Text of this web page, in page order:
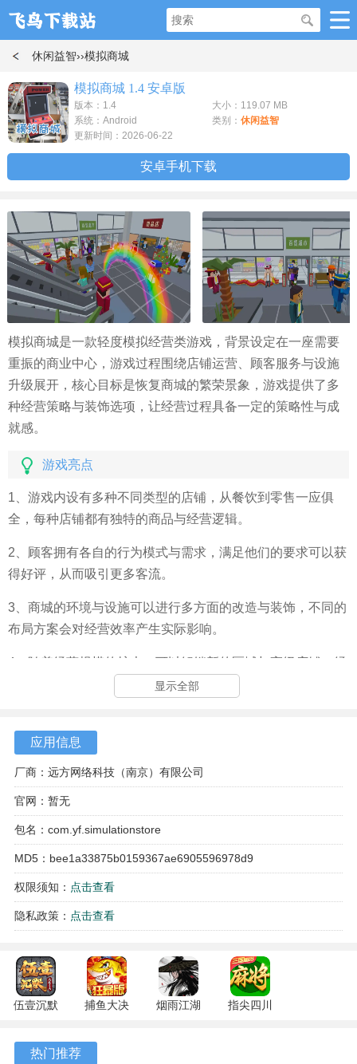
休闲益智››模拟商城
模拟商城 1.4 安卓版
版本：1.4
大小：119.07 MB
系统：Android
类别： 休闲益智
更新时间：2026-06-22
安卓手机下载
模拟商城是一款轻度模拟经营类游戏，背景设定在一座需要
重振的商业中心，游戏过程围绕店铺运营、顾客服务与设施
升级展开，核心目标是恢复商城的繁荣景象，游戏提供了多
种经营策略与装饰选项，让经营过程具备一定的策略性与成
就感。
游戏亮点
1、游戏内设有多种不同类型的店铺，从餐饮到零售一应俱
全，每种店铺都有独特的商品与经营逻辑。
2、顾客拥有各自的行为模式与需求，满足他们的要求可以获
得好评，从而吸引更多客流。
3、商城的环境与设施可以进行多方面的改造与装饰，不同的
布局方案会对经营效率产生实际影响。
4、随着经营规模的扩大，可以解锁新的区域与高级店铺，经
游戏特色
1、游戏内会随机出现一些特殊事件，例如限时促销任务或顾
2、店铺的雇员系统允许进行招聘与培训，不同能力的雇员会
影响店铺的服务质量与收入。
影响顾客的整体满意度与停留时间。
显示全部
应用信息
厂商：远方网络科技（南京）有限公司
官网：暂无
包名：com.yf.simulationstore
MD5：bee1a33875b0159367ae6905596978d9
权限须知： 点击查看
隐私政策： 点击查看
伍壹沉默
安卓版
捕鱼大决
122.7.291
烟雨江湖
指尖四川
热门推荐